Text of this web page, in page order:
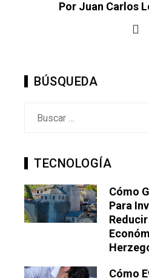
Por Juan Carlos
BÚSQUEDA
TECNOLOGÍA
Cómo
Para
Cómo